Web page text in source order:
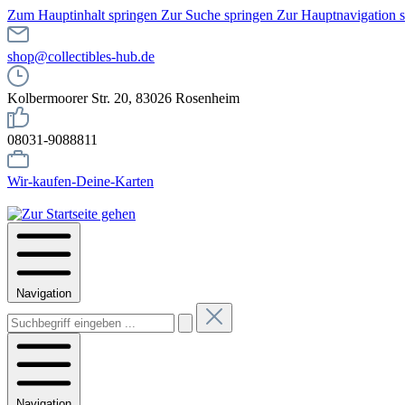
Zum Hauptinhalt springen Zur Suche springen Zur Hauptnavigation
shop@collectibles-hub.de
Kolbermoorer Str. 20, 83026 Rosenheim
08031-9088811
Wir-kaufen-Deine-Karten
Navigation